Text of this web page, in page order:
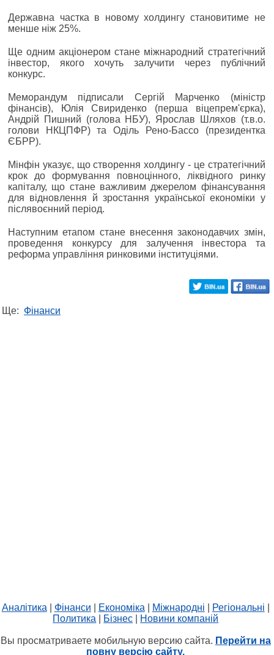
Державна частка в новому холдингу становитиме не
менше ніж 25%.
Ще одним акціонером стане міжнародний стратегічний
інвестор, якого хочуть залучити через публічний
конкурс.
Меморандум підписали Сергій Марченко (міністр
фінансів), Юлія Свириденко (перша віцепрем'єрка),
Андрій Пишний (голова НБУ), Ярослав Шляхов (т.в.о.
голови НКЦПФР) та Оділь Рено-Бассо (президентка
ЄБРР).
Мінфін указує, що створення холдингу - це стратегічний
крок до формування повноцінного, ліквідного ринку
капіталу, що стане важливим джерелом фінансування
для відновлення й зростання української економіки у
післявоєнний період.
Наступним етапом стане внесення законодавчих змін,
проведення конкурсу для залучення інвестора та
реформа управління ринковими інституціями.
Ще: Фінанси
Аналітика Фінанси Економіка Міжнародні Регіональні
Политика
Бізнес Новини компаній
Вы просматриваете мобильную версию сайта. Перейти на
повну версію сайту.